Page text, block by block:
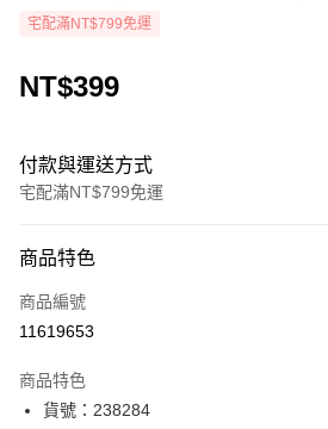
宅配滿NT$799免運
NT$399
付款與運送方式
宅配滿NT$799免運
icash Pay
信用卡一次付款
Apple Pay
商品特色
商品編號
11619653
商品特色
貨號：238284